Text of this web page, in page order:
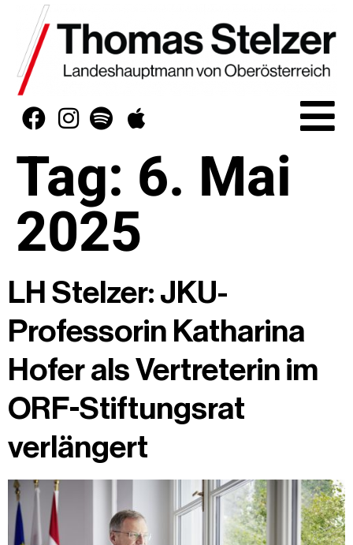
Tag: 6. Mai
2025
LH Stelzer: JKU-
Professorin Katharina
Hofer als Vertreterin im
ORF-Stiftungsrat
verlängert